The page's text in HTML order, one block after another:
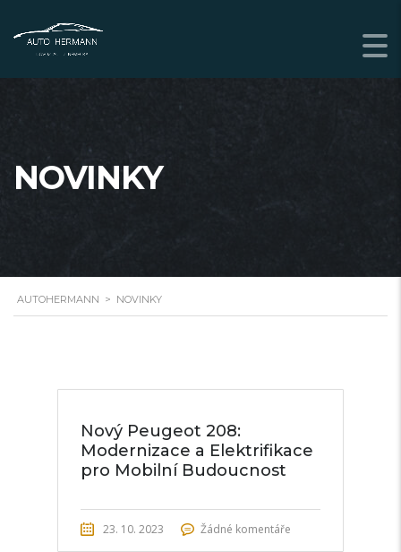
NOVINKY
AUTOHERMANN > NOVINKY
Nový Peugeot 208:
Modernizace a Elektrifikace
pro Mobilní Budoucnost
23. 10. 2023 Žádné komentáře